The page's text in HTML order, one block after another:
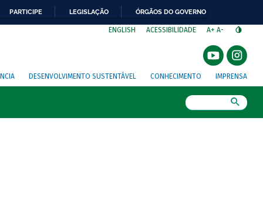
PARTICIPE LEGISLAÇÃO ÓRGÃOS DO GOVERNO
ENGLISH ACESSIBILIDADE A+ A-
DESENVOLVIMENTO SUSTENTÁVEL CONHECIMENTO IMPRENSA